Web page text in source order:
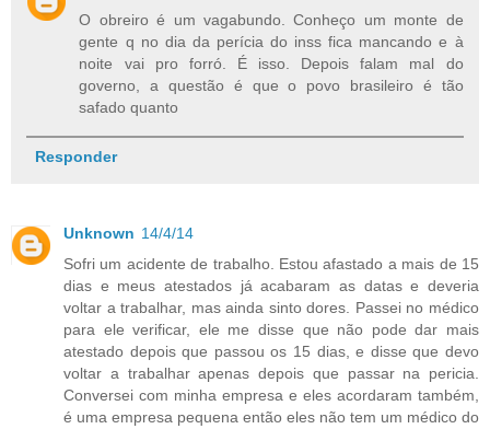
O obreiro é um vagabundo. Conheço um monte de
gente q no dia da perícia do inss fica mancando e à
noite vai pro forró. É isso. Depois falam mal do
governo, a questão é que o povo brasileiro é tão
safado quanto
Responder
Unknown 14/4/14
Sofri um acidente de trabalho. Estou afastado a mais de 15
dias e meus atestados já acabaram as datas e deveria
voltar a trabalhar, mas ainda sinto dores. Passei no médico
para ele verificar, ele me disse que não pode dar mais
atestado depois que passou os 15 dias, e disse que devo
voltar a trabalhar apenas depois que passar na pericia.
Conversei com minha empresa e eles acordaram também,
é uma empresa pequena então eles não tem um médico do